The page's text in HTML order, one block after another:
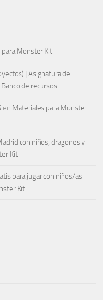
para Monster Kit
| Asignatura de
Banco de recursos
en Materiales para Monster
con niños, dragones y
Kit
para jugar con niños/as
Kit